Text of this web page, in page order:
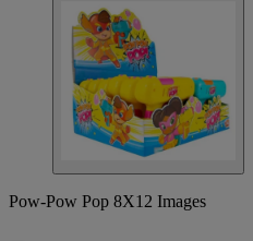
Pow-Pow Pop 8X12 Images